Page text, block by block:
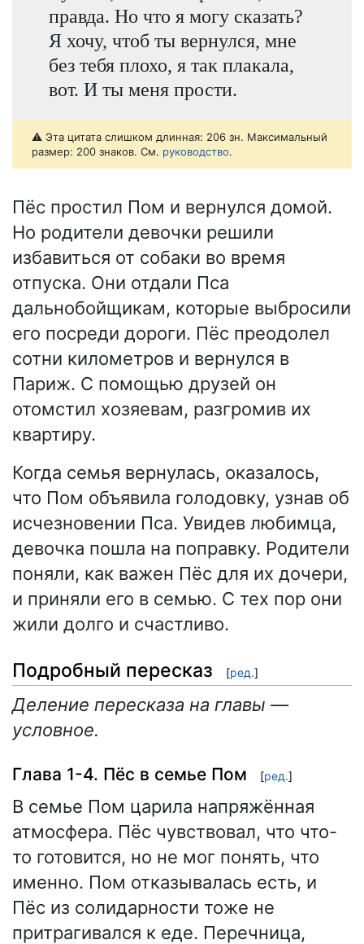
правда. Но что я могу сказать?
Я хочу, чтоб ты вернулся, мне
без тебя плохо, я так плакала,
вот. И ты меня прости.
⚠️ Эта цитата слишком длинная: 206 зн. Максимальный
размер: 200 знаков. См. руководство.
Пёс простил Пом и вернулся домой.
Но родители девочки решили
избавиться от собаки во время
отпуска. Они отдали Пса
дальнобойщикам, которые выбросили
его посреди дороги. Пёс преодолел
сотни километров и вернулся в
Париж. С помощью друзей он
отомстил хозяевам, разгромив их
квартиру.
Когда семья вернулась, оказалось,
что Пом объявила голодовку, узнав об
исчезновении Пса. Увидев любимца,
девочка пошла на поправку. Родители
поняли, как важен Пёс для их дочери,
и приняли его в семью. С тех пор они
жили долго и счастливо.
Подробный пересказ [ред.]
Деление пересказа на главы —
условное.
Глава 1-4. Пёс в семье Пом [ред.]
В семье Пом царила напряжённая
атмосфера. Пёс чувствовал, что что-
то готовится, но не мог понять, что
именно. Пом отказывалась есть, и
Пёс из солидарности тоже не
притрагивался к еде. Перечница,